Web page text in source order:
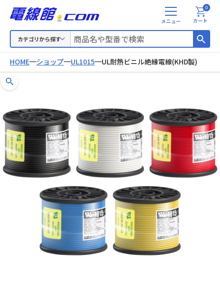
カテゴリから探す
メ
ニ
カート
0
HOME ショップ UL1015 UL耐熱ビニル絶縁電線(KHD製)